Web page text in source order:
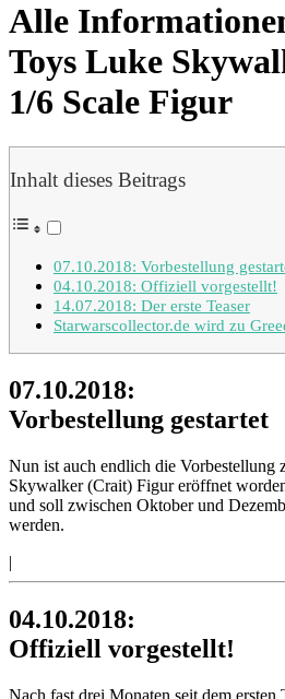
Alle
Toys Luke
1/6 Scale Figur
Inhalt dieses Beitrags
07.10.2018: Vorbestellung
04.10.2018: Offiziell vorgestellt!
14.07.2018: Der erste Teaser
Starwarscollector.de wird zu
07.10.2018:
Vorbestellung gestartet
Nun ist auch endlich die Vorbestellung
Skywalker (Crait) Figur eröffnet
und soll zwischen Oktober und
werden.
|
04.10.2018:
Offiziell vorgestellt!
Nach fast drei Monaten seit dem ersten